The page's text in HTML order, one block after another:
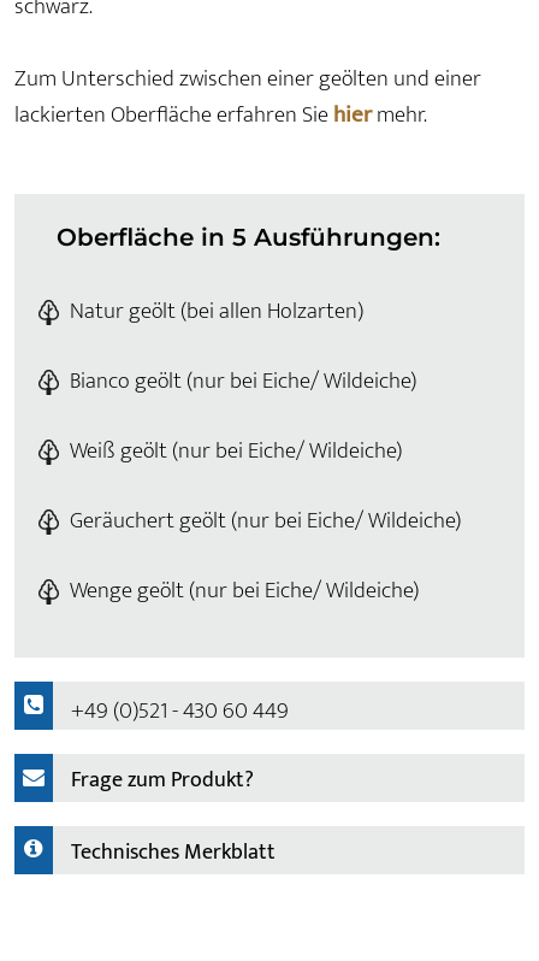
Zum Unterschied zwischen einer geölten und einer
lackierten Oberfläche erfahren Siehiermehr.
Oberfläche in 5 Ausführungen:
Natur geölt (bei allen Holzarten)
Bianco geölt (nur bei Eiche/ Wildeiche)
Weiß geölt (nur bei Eiche/ Wildeiche)
Geräuchert geölt (nur bei Eiche/ Wildeiche)
Wenge geölt (nur bei Eiche/ Wildeiche)
+49 (0)521 - 430 60 449
Frage zum Produkt?
Technisches Merkblatt